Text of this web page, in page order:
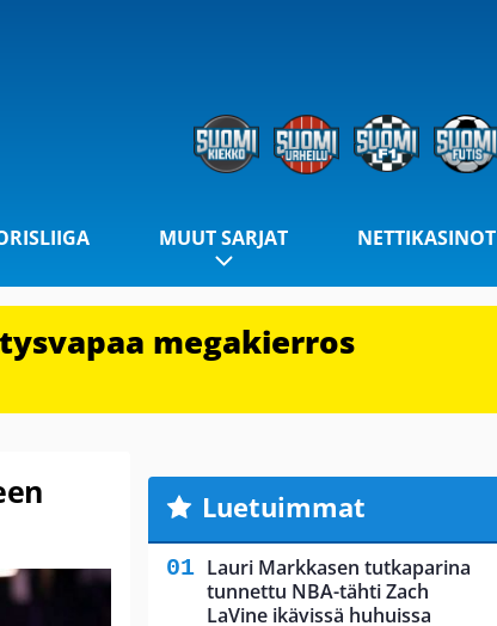
MUUT SARJAT NETTIKASINOT
megakierros
Luetuimmat
Lauri Markkasen tutkaparina
tunnettu NBA-tähti Zach
LaVine ikävissä huhuissa